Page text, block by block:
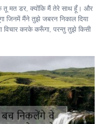
तू मत डर, क्योंकि मैं तेरे साथ हूँ। और
जिनमें मैंने तुझे जबरन निकाल दिया
विचार करके करूँगा, परन्तु तुझे किसी